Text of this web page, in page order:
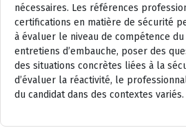
nécessaires. Les références
certifications en matière de sécurité
à évaluer le niveau de compétence
entretiens d’embauche, poser des
des situations concrètes liées à la
d’évaluer la réactivité, le
du candidat dans des contextes variés.